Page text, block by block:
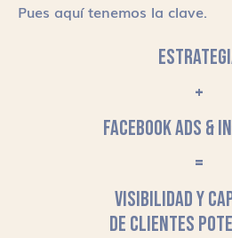
Pues aquí tenemos la clave.
+
FACEBOOK ADS &
=
VISIBILIDAD Y
DE CLIENTES